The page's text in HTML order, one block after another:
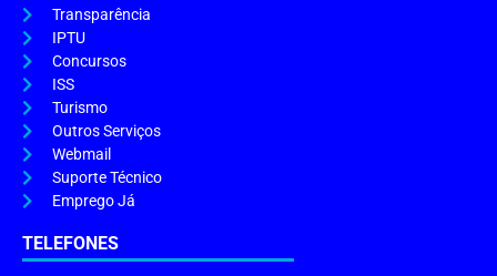
Transparência
IPTU
Concursos
ISS
Turismo
Outros Serviços
Webmail
Suporte Técnico
Emprego Já
TELEFONES